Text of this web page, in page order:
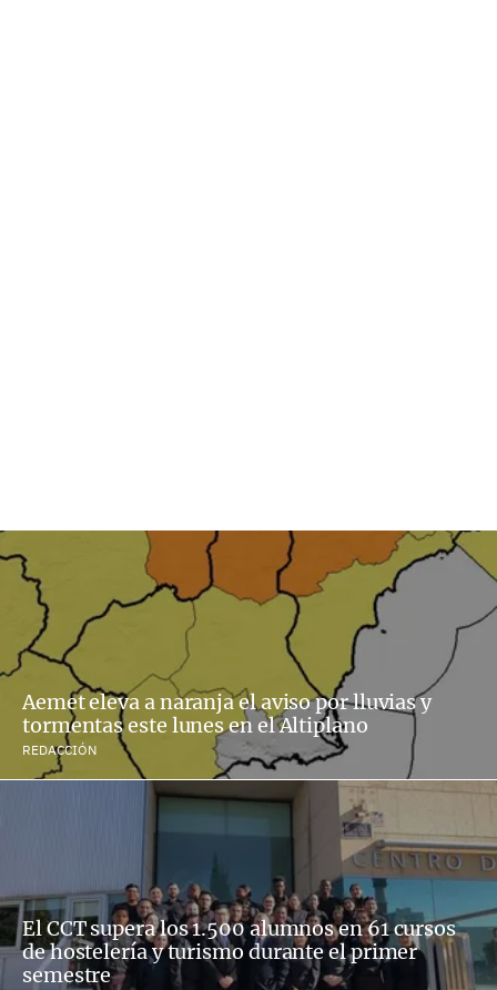
Aemet eleva a naranja el aviso por lluvias y
tormentas este lunes en el Altiplano
REDACCIÓN
El CCT supera los 1.500 alumnos en 61 cursos
de hostelería y turismo durante el primer
semestre